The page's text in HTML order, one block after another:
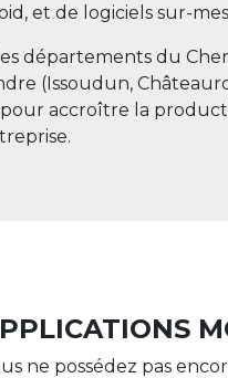
et de logiciels sur-
départements du Cher
(Issoudun,
pour accroître la
ne possédez pas